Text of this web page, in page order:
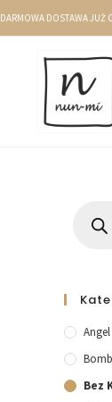
DARMOWA DOSTAWA JUŻ
Bez